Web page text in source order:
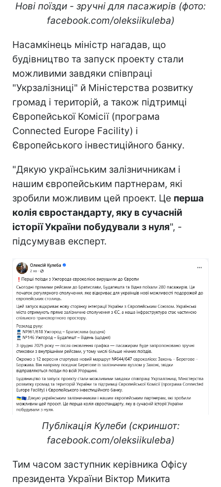
Нові поїзди - зручні для пасажирів (фото:
facebook.com/oleksiikuleba)
Насамкінець міністр нагадав, що
будівництво та запуск проекту стали
можливими завдяки співпраці
"Укрзалізниці" й Міністерства розвитку
громад і територій, а також підтримці
Європейської Комісії (програма
Connected Europe Facility) і
Європейського інвестиційного банку.
"Дякую українським залізничникам і
нашим європейським партнерам, які
зробили можливим цей проект. Це перша
колія євростандарту, яку в сучасній
історії України побудували з нуля", -
підсумував експерт.
Публікація Кулеби (скриншот:
facebook.com/oleksiikuleba)
Тим часом заступник керівника Офісу
президента України Віктор Микита